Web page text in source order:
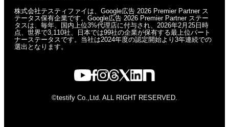
株式会社テスティファイは、Google広告 2026 Premier Partner ス
テータス保有企業です。 Google広告 2026 Premier Partner ステー
タスは、毎年、国内上位3%代理店に付与され、 2026年2月25日時
点、世界で3,110社、日本では99社の企業が保有する最上位パート
ナーステータスです。
当社は2024年度の認定開始より3年連続での
選出となります。
©testify Co.,Ltd. ALL RIGHT RESERVED.